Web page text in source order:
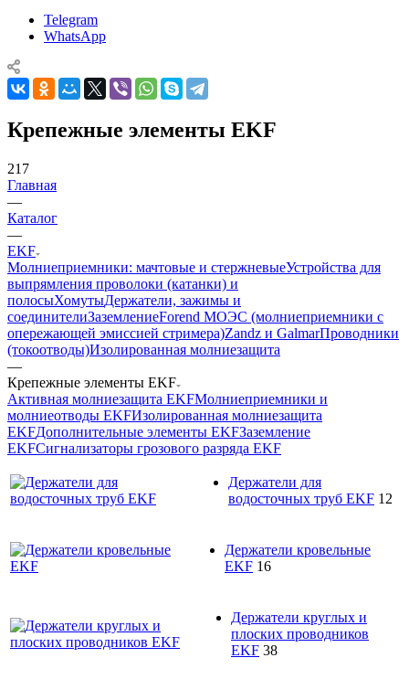
Telegram
WhatsApp
Крепежные элементы EKF
217
Главная
—
Каталог
—
EKF
Молниеприемники: мачтовые и стержневыеУстройства для
выпрямления проволоки (катанки) и
полосыХомутыДержатели, зажимы и
соединителиЗаземлениеForend МОЭС (молниеприемники с
опережающей эмиссией стримера)Zandz и GalmarПроводники
(токоотводы)Изолированная молниезащита
—
Крепежные элементы EKF
Активная молниезащита EKFМолниеприемники и
молниеотводы EKFИзолированная молниезащита
EKFДополнительные элементы EKFЗаземление
EKFСигнализаторы грозового разряда EKF
Держатели для
водосточных труб EKF 12
Держатели кровельные
EKF 16
Держатели круглых и
плоских проводников
EKF 38